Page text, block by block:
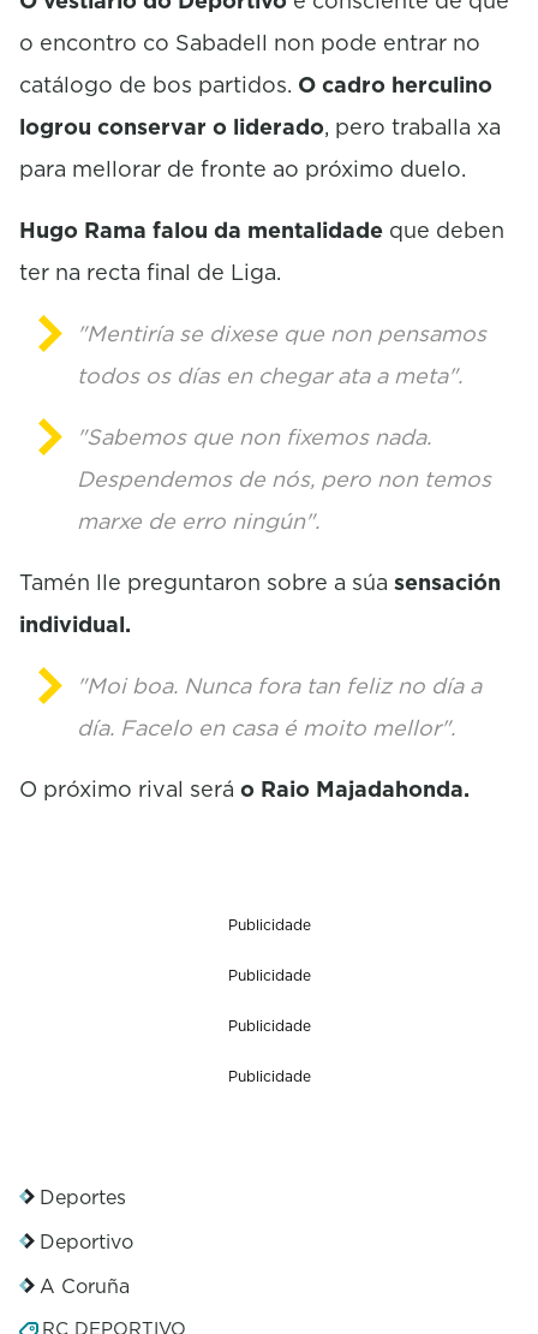
s
o encontro co Sabadell non pode entrar no
catálogo de bos partidos. O cadro herculino
logrou conservar o liderado, pero traballa xa
para mellorar de fronte ao próximo duelo.
Hugo Rama falou da mentalidade que deben
ter na recta final de Liga.
"Mentiría se dixese que non pensamos
todos os días en chegar ata a meta".
"Sabemos que non fixemos nada.
Despendemos de nós, pero non temos
marxe de erro ningún".
Tamén lle preguntaron sobre a súa sensación
individual.
"Moi boa. Nunca fora tan feliz no día a
día. Facelo en casa é moito mellor".
O próximo rival será o Raio Majadahonda.
Publicidade
Publicidade
Publicidade
Publicidade
Deportes
Deportivo
A Coruña
RC DEPORTIVO